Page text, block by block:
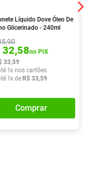
Líquido Dove Óleo De
Glicerinado - 240ml
,90
32,58no PIX
33,59
1x nos cartões
1x de R$ 33,59
Comprar